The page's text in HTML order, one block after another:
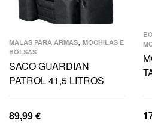
MALAS PARA ARMAS, MOCHILAS E
BOLSAS
SACO GUARDIAN
PATROL 41,5 LITROS
89,99€